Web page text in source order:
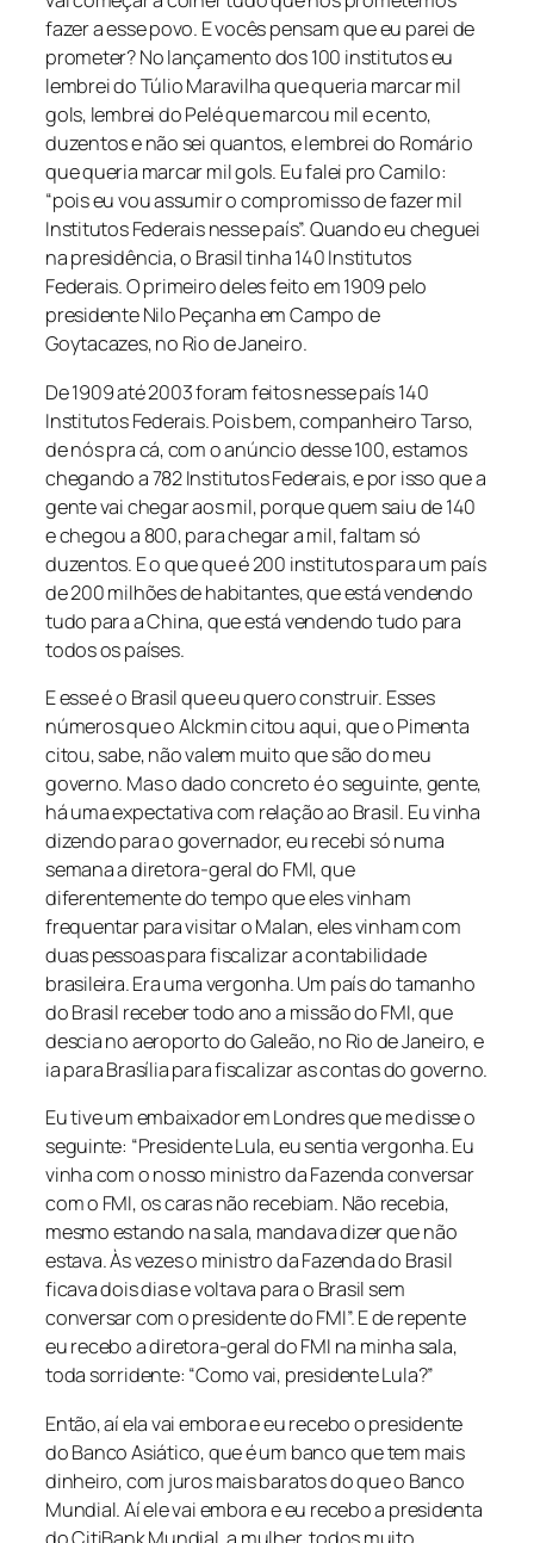
fazer a esse povo. E vocês pensam que eu parei de
prometer? No lançamento dos 100 institutos eu
lembrei do Túlio Maravilha que queria marcar mil
gols, lembrei do Pelé que marcou mil e cento,
duzentos e não sei quantos, e lembrei do Romário
que queria marcar mil gols. Eu falei pro Camilo:
“pois eu vou assumir o compromisso de fazer mil
Institutos Federais nesse país”. Quando eu cheguei
na presidência, o Brasil tinha 140 Institutos
Federais. O primeiro deles feito em 1909 pelo
presidente Nilo Peçanha em Campo de
Goytacazes, no Rio de Janeiro.
De 1909 até 2003 foram feitos nesse país 140
Institutos Federais. Pois bem, companheiro Tarso,
de nós pra cá, com o anúncio desse 100, estamos
chegando a 782 Institutos Federais, e por isso que a
gente vai chegar aos mil, porque quem saiu de 140
e chegou a 800, para chegar a mil, faltam só
duzentos. E o que que é 200 institutos para um país
de 200 milhões de habitantes, que está vendendo
tudo para a China, que está vendendo tudo para
todos os países.
E esse é o Brasil que eu quero construir. Esses
números que o Alckmin citou aqui, que o Pimenta
citou, sabe, não valem muito que são do meu
governo. Mas o dado concreto é o seguinte, gente,
há uma expectativa com relação ao Brasil. Eu vinha
dizendo para o governador, eu recebi só numa
semana a diretora-geral do FMI, que
diferentemente do tempo que eles vinham
frequentar para visitar o Malan, eles vinham com
duas pessoas para fiscalizar a contabilidade
brasileira. Era uma vergonha. Um país do tamanho
do Brasil receber todo ano a missão do FMI, que
descia no aeroporto do Galeão, no Rio de Janeiro, e
ia para Brasília para fiscalizar as contas do governo.
Eu tive um embaixador em Londres que me disse o
seguinte: “Presidente Lula, eu sentia vergonha. Eu
vinha com o nosso ministro da Fazenda conversar
com o FMI, os caras não recebiam. Não recebia,
mesmo estando na sala, mandava dizer que não
estava. Às vezes o ministro da Fazenda do Brasil
ficava dois dias e voltava para o Brasil sem
conversar com o presidente do FMI”. E de repente
eu recebo a diretora-geral do FMI na minha sala,
toda sorridente: “Como vai, presidente Lula?”
Então, aí ela vai embora e eu recebo o presidente
do Banco Asiático, que é um banco que tem mais
dinheiro, com juros mais baratos do que o Banco
Mundial. Aí ele vai embora e eu recebo a presidenta